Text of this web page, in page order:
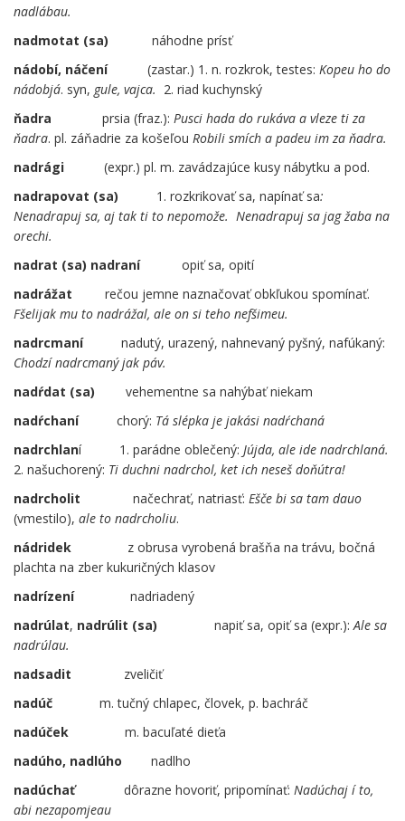
nadlábau.
nadmotat (sa) náhodne prísť
nádobí, náčení (zastar.) 1. n. rozkrok, testes: Kopeu ho do
nádobjá. syn, gule, vajca. 2. riad kuchynský
ňadra prsia (fraz.): Pusci hada do rukáva a vleze ti za
ňadra. pl. záňadrie za košeľou Robili smích a padeu im za ňadra.
nadrági (expr.) pl. m. zavádzajúce kusy nábytku a pod.
nadrapovat (sa)
1. rozkrikovať sa, napínať sa:
Nenadrapuj sa, aj tak ti to nepomože. Nenadrapuj sa jag žaba na
orechi.
nadrat (sa) nadraní
opiť sa, opití
nadrážat rečou jemne naznačovať obkľukou spomínať.
Fšelijak mu to nadrážal, ale on si teho nefšimeu.
nadrcmaní
nadutý, urazený, nahnevaný pyšný, nafúkaný:
Chodzí nadrcmaný jak páv.
nadŕdat (sa)
vehementne sa nahýbať niekam
nadŕchaní
chorý: Tá slépka je jakási nadŕchaná
nadrchlaní 1. parádne oblečený: Jújda, ale ide nadrchlaná.
2. našuchorený: Ti duchni nadrchol, ket ich neseš doňútra!
nadrcholit
načechrať, natriasť: Ešče bi sa tam dauo
(vmestilo), ale to nadrcholiu.
nádridek
z obrusa vyrobená brašňa na trávu, bočná
plachta na zber kukuričných klasov
nadrízení
nadriadený
nadrúlat, nadrúlit (sa) napiť sa, opiť sa (expr.):Ale sa
nadrúlau.
nadsadit
zveličiť
nadúč m. tučný chlapec, človek, p. bachráč
nadúček
m. bacuľaté dieťa
nadúho, nadlúho nadlho
nadúchať
dôrazne hovoriť, pripomínať: Nadúchaj í to,
abi nezapomjeau